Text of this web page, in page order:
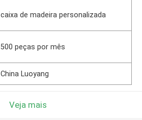
caixa de madeira personalizada
500 peças por mês
China Luoyang
Veja mais